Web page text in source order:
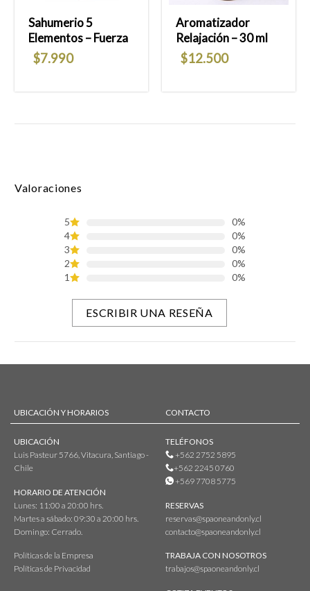
Sahumerio 5
Elementos – Fuerza
$7.990
Aromatizador
Relajación – 30 ml
$12.500
Valoraciones
5
0%
4
0%
3
0%
2
0%
1
0%
ESCRIBIR UNA RESEÑA
UBICACIÓN Y HORARIOS
UBICACIÓN
Luis Pasteur 5766, Vitacura, Santiago -
Chile
HORARIO DE ATENCIÓN
Lunes: 11:00 a 20:00 hrs.
Martes a sábado: 09:30 a 20:00 hrs.
Domingo: Cerrado.
Políticas de la Empresa
Políticas de Privacidad
CONTACTO
TELÉFONOS
+562 2752 5895
+562 2245 0760
+569 7708 5775
RESERVAS
reservas@spaoneandonly.cl
contacto@spaoneandonly.cl
TRABAJA CON NOSOTROS
trabajos@spaoneandonly.cl